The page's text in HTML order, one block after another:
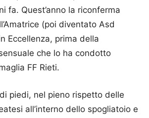
fa. Quest’anno la riconferma
(poi diventato Asd
Eccellenza, prima della
che lo ha condotto
FF Rieti.
piedi, nel pieno rispetto delle
all’interno dello spogliatoio e